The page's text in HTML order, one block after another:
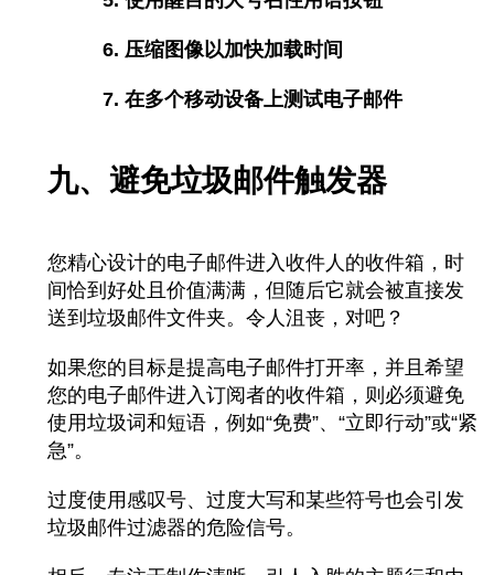
6. 压缩图像以加快加载时间
7. 在多个移动设备上测试电子邮件
九、避免垃圾邮件触发器
您精心设计的电子邮件进入收件人的收件箱，时
间恰到好处且价值满满，但随后它就会被直接发
送到垃圾邮件文件夹。令人沮丧，对吧？
如果您的目标是提高电子邮件打开率，并且希望
您的电子邮件进入订阅者的收件箱，则必须避免
使用垃圾词和短语，例如“免费”、“立即行动”或“紧
急”。
过度使用感叹号、过度大写和某些符号也会引发
垃圾邮件过滤器的危险信号。